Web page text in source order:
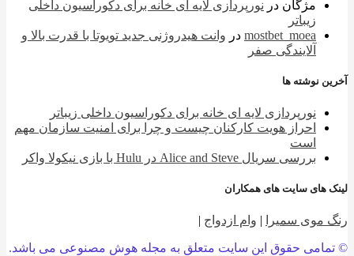
مژگاندرنورپردازی لایه ای خانه برای دکوراسیون داخلی
زیباتر
mostbet_moeaدروانت هیدروژنی جدید تویوتا با قدرت بالا و
آلایندگی صفر
نوشته ها
نورپردازی لایه ای خانه برای دکوراسیون داخلی زیباتر
احراز هویت کارکنان چیست و چرا برای امنیت سازمان مهم
بررسی سریال Alice and Steve در Hulu با بازی نیکولا واکر
های سایت های همکاران
موی سمیرا|وام ازدواج |
حقوق این سایت متعلق به مجله هوش مصنوعی می باشد.